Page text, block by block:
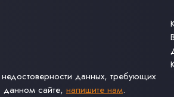
данных, требующих
данном сайте, напишите нам.